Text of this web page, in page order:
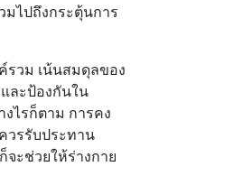
มไปถึงกระตุ้นการ
วม เน้นสมดุลของ
ละป้องกันใน
ไรก็ตาม การคง
วรรับประทาน
ะช่วยให้ร่างกาย